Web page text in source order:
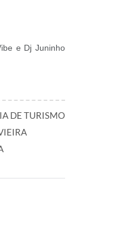
e Dj Juninho
DE TURISMO